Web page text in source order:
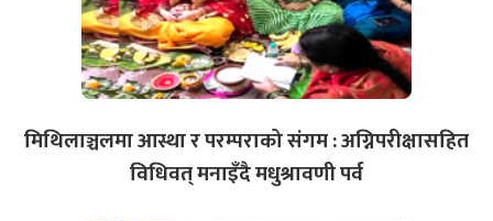
मिथिलाञ्चलमा आस्था र परम्पराको संगम : अग्निपरीक्षासहित
विधिवत् मनाइँदै मधुश्रावणी पर्व